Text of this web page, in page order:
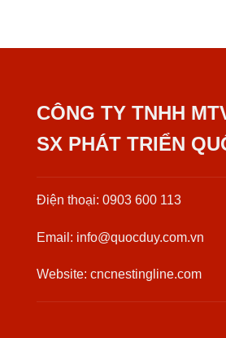
CÔNG TY TNHH
SX PHÁT TRIỂN
Điện thoại: 0903 600 113
Email: info@quocduy.com.vn
Website: cncnestingline.com